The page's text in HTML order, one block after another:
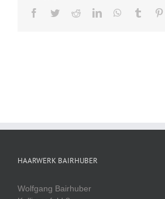
Facebook
TwitterRedditLinkedInWhatsApp
Tumblr
HAARWERK BAIRHUBER
Wolfgang Bairhuber